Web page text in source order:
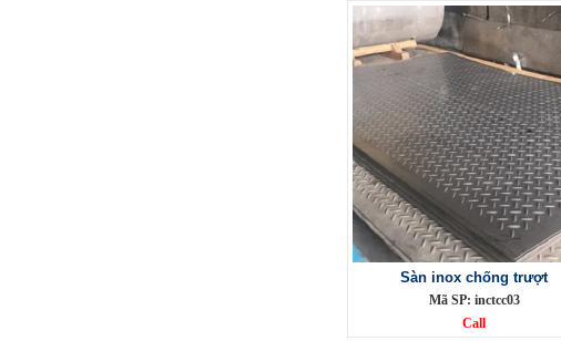
Sàn inox chống trượt
Mã SP: inctcc03
Call